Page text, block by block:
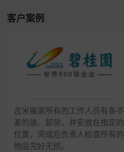
客户案例
吉米搬家所有的工作人员有条不
紊的装、卸货，并安放在指定的
位置，完成后负责人检查所有的
物品完好无损。